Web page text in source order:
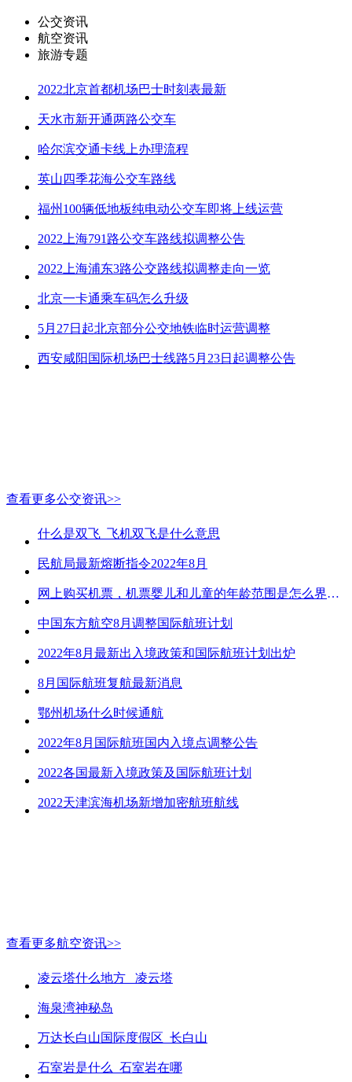
公交资讯
航空资讯
旅游专题
2022北京首都机场巴士时刻表最新
天水市新开通两路公交车
哈尔滨交通卡线上办理流程
英山四季花海公交车路线
福州100辆低地板纯电动公交车即将上线运营
2022上海791路公交车路线拟调整公告
2022上海浦东3路公交路线拟调整走向一览
北京一卡通乘车码怎么升级
5月27日起北京部分公交地铁临时运营调整
西安咸阳国际机场巴士线路5月23日起调整公告
查看更多公交资讯>>
什么是双飞_飞机双飞是什么意思
民航局最新熔断指令2022年8月
网上购买机票，机票婴儿和儿童的年龄范围是怎么界定的？
中国东方航空8月调整国际航班计划
2022年8月最新出入境政策和国际航班计划出炉
8月国际航班复航最新消息
鄂州机场什么时候通航
2022年8月国际航班国内入境点调整公告
2022各国最新入境政策及国际航班计划
2022天津滨海机场新增加密航班航线
查看更多航空资讯>>
凌云塔什么地方_ 凌云塔
海泉湾神秘岛
万达长白山国际度假区_长白山
石室岩是什么_石室岩在哪